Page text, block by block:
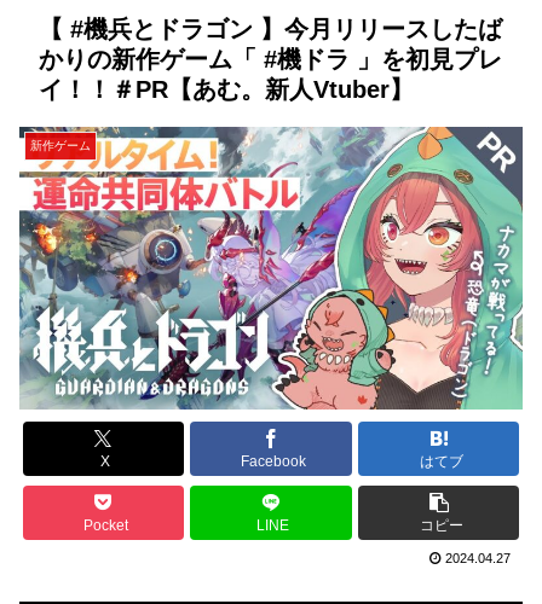
【 #機兵とドラゴン 】今月リリースしたば
かりの新作ゲーム「 #機ドラ 」を初見プレ
イ！！＃PR【あむ。新人Vtuber】
新作ゲーム
X Facebook はてブ
Pocket LINE コピー
2024.04.27